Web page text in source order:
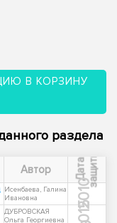
В КОРЗИНУ
раздела
Автор Д
а
т
а
з
а
щ
и
ты
Исенбаева, Галина
Ивановна
2010
ДУБРОВСКАЯ
Ольга Георгиевна
2015